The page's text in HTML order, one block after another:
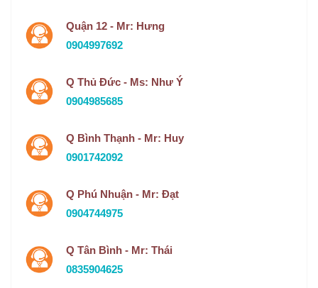
Quận 12 - Mr: Hưng
0904997692
Q Thủ Đức - Ms: Như Ý
0904985685
Q Bình Thạnh - Mr: Huy
0901742092
Q Phú Nhuận - Mr: Đạt
0904744975
Q Tân Bình - Mr: Thái
0835904625